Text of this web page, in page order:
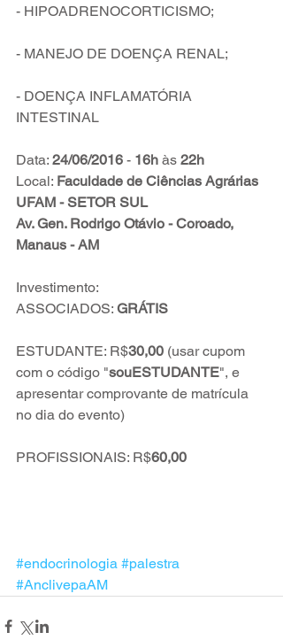
- HIPOADRENOCORTICISMO;
- MANEJO DE DOENÇA RENAL;
- DOENÇA INFLAMATÓRIA
INTESTINAL
Data: 24/06/2016 - 16h às 22h
Local: Faculdade de Ciências Agrárias
UFAM - SETOR SUL
Av. Gen. Rodrigo Otávio - Coroado,
Manaus - AM
Investimento:
ASSOCIADOS: GRÁTIS
ESTUDANTE: R$30,00 (usar cupom
com o código "souESTUDANTE", e
apresentar comprovante de matrícula
no dia do evento)
PROFISSIONAIS: R$60,00
#endocrinologia #palestra
#AnclivepaAM